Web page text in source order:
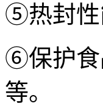
⑤热封性
⑥保护食
等。